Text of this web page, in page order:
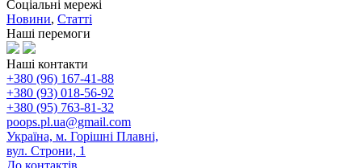
Соціальні мережі
Новини, Статті
Наші перемоги
Наші контакти
+380 (96) 167-41-88
+380 (93) 018-56-92
+380 (95) 763-81-32
poops.pl.ua@gmail.com
Україна, м. Горішні Плавні,
вул. Строни, 1
До контактів